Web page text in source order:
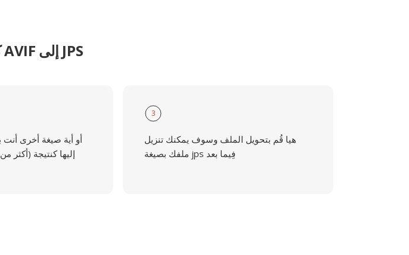
كيفية تحويل AVIF إلى JPS
إليها كنتيجة (أكثر من 200 صيغة مدعومة)
3
هيا قُم بتحويل الملف وسوف يمكنك تنزيل
ملفك بصيغة jps فِيما بعد